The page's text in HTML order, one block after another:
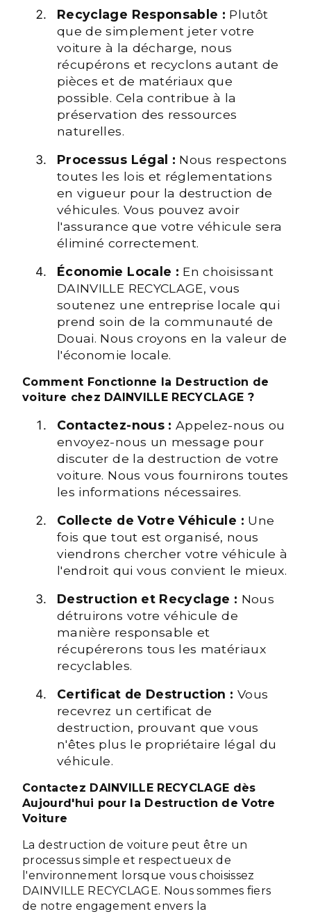
Recyclage Responsable : Plutôt
que de simplement jeter votre
voiture à la décharge, nous
récupérons et recyclons autant de
pièces et de matériaux que
possible. Cela contribue à la
préservation des ressources
naturelles.
Processus Légal : Nous respectons
toutes les lois et réglementations
en vigueur pour la destruction de
véhicules. Vous pouvez avoir
l'assurance que votre véhicule sera
éliminé correctement.
Économie Locale : En choisissant
DAINVILLE RECYCLAGE, vous
soutenez une entreprise locale qui
prend soin de la communauté de
Douai. Nous croyons en la valeur de
l'économie locale.
Comment Fonctionne la Destruction de
voiture chez DAINVILLE RECYCLAGE ?
Contactez-nous : Appelez-nous ou
envoyez-nous un message pour
discuter de la destruction de votre
voiture. Nous vous fournirons toutes
les informations nécessaires.
Collecte de Votre Véhicule : Une
fois que tout est organisé, nous
viendrons chercher votre véhicule à
l'endroit qui vous convient le mieux.
Destruction et Recyclage : Nous
détruirons votre véhicule de
manière responsable et
récupérerons tous les matériaux
recyclables.
Certificat de Destruction : Vous
recevrez un certificat de
destruction, prouvant que vous
n'êtes plus le propriétaire légal du
véhicule.
Contactez DAINVILLE RECYCLAGE dès
Aujourd'hui pour la Destruction de Votre
Voiture
La destruction de voiture peut être un
processus simple et respectueux de
l'environnement lorsque vous choisissez
DAINVILLE RECYCLAGE. Nous sommes fiers
de notre engagement envers la